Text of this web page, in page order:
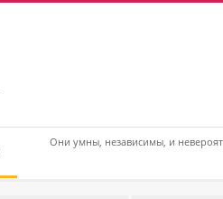
Они умны, независимы, и